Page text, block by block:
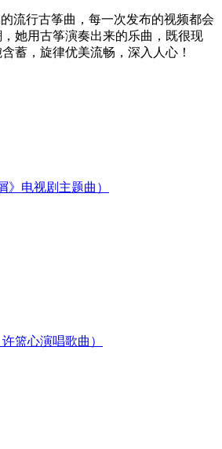
流行古筝曲，每一次发布的视频都会
她用古筝演奏出来的乐曲，既很现
蓄，旋律优美流畅，深入人心！
》电视剧主题曲）
篮心演唱歌曲）